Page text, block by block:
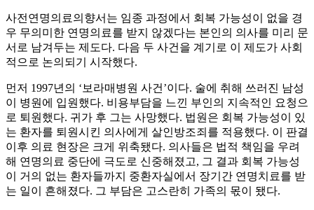
사전연명의료의향서는 임종 과정에서 회복 가능성이 없을 경
우 무의미한 연명의료를 받지 않겠다는 본인의 의사를 미리 문
서로 남겨두는 제도다. 다음 두 사건을 계기로 이 제도가 사회
적으로 논의되기 시작했다.
먼저 1997년의 ‘보라매병원 사건’이다. 술에 취해 쓰러진 남성
이 병원에 입원했다. 비용부담을 느낀 부인의 지속적인 요청으
로 퇴원했다. 귀가 후 그는 사망했다. 법원은 회복 가능성이 있
는 환자를 퇴원시킨 의사에게 살인방조죄를 적용했다. 이 판결
이후 의료 현장은 크게 위축됐다. 의사들은 법적 책임을 우려
해 연명의료 중단에 극도로 신중해졌고, 그 결과 회복 가능성
이 거의 없는 환자들까지 중환자실에서 장기간 연명치료를 받
는 일이 흔해졌다. 그 부담은 고스란히 가족의 몫이 됐다.